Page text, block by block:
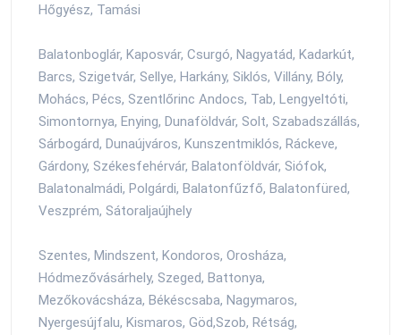
Hőgyész, Tamási
Balatonboglár, Kaposvár, Csurgó, Nagyatád, Kadarkút,
Barcs, Szigetvár, Sellye, Harkány, Siklós, Villány, Bóly,
Mohács, Pécs, Szentlőrinc Andocs, Tab, Lengyeltóti,
Simontornya, Enying, Dunaföldvár, Solt, Szabadszállás,
Sárbogárd, Dunaújváros, Kunszentmiklós, Ráckeve,
Gárdony, Székesfehérvár, Balatonföldvár, Siófok,
Balatonalmádi, Polgárdi, Balatonfűzfő, Balatonfüred,
Veszprém, Sátoraljaújhely
Szentes, Mindszent, Kondoros, Orosháza,
Hódmezővásárhely, Szeged, Battonya,
Mezőkovácsháza, Békéscsaba, Nagymaros,
Nyergesújfalu, Kismaros, Göd,Szob, Rétság,